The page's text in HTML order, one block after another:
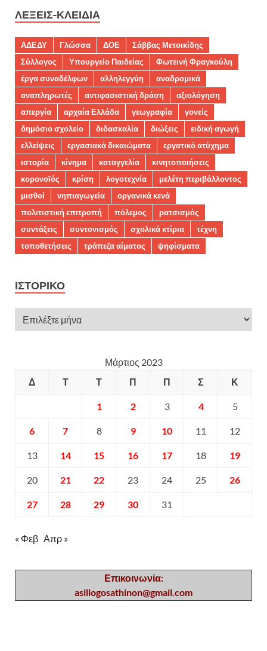
ΛΈΞΕΙΣ-ΚΛΕΙΔΙΆ
ΑΔΕΔΥ Γλώσσα ΔΟΕ
Σάββας Μετοικίδης
Σύλλογος
Υπουργείο Παιδείας
Φωτεινή Φραγκούλη
έργα συναδέλφων
αλληλεγγύη
αναδρομικά
αναπληρωτές
αντιφασιστική δράση
αξιολόγηση
απεργία
αρχαία Ελλάδα γεωγραφία
γονείς
δημόσιο σχολείο
διδασκαλία διώξεις
ειδική αγωγή
ελλείψεις
εργασιακά δικαιώματα
εργατικό ατύχημα
ιστορία
κίνημα καταγγελία
κινητοποιήσεις
κορονοϊός
κρίση λογοτεχνία
μελέτη περιβάλλοντος
μισθοί
νηπιαγωγεία
οργανικά κενά
πολιτιστική επιτροπή
πόλεμος
ρατσισμός
συντάξεις
συντονισμός σχολικά κτίρια
τέχνη
τοποθετήσεις
τράπεζα αίματος ψηφίσματα
ΙΣΤΟΡΙΚΌ
Μάρτιος 2023
Δ
Τ Τ Π Π Σ Κ
1 2 3 4 5
6 7 8 9 10 11 12
13 14 15 16 17 18 19
20 21 22 23 24 25 26
27 28 29 30 31
« Φεβ Απρ »
Επικοινωνία:
asillogosathinon@gmail.com